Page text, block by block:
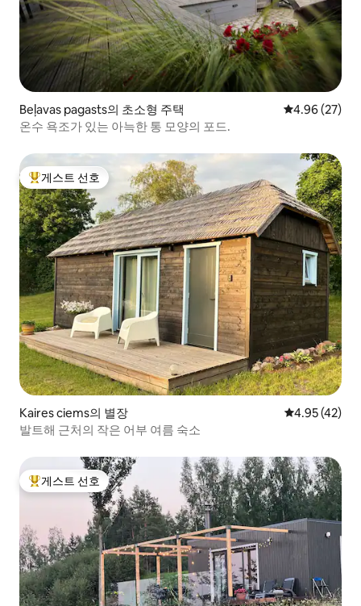
Beļavas pagasts의 초소형 주택 평점 4.96점(5
4.96 (27)
온수 욕조가 있는 아늑한 통 모양의 포드.
상위 게스트 선호
게스트 선호
Kaires ciems의 별장 평점 4.95점
4.95 (42)
발트해 근처의 작은 어부 여름 숙소
상위 게스트 선호
게스트 선호